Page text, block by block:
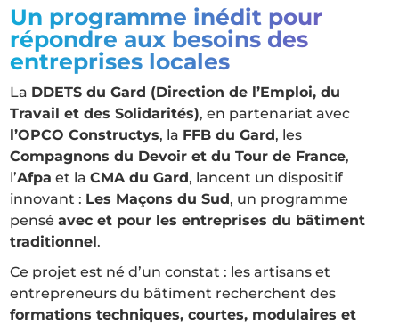
Un programme inédit pour
répondre aux besoins des
entreprises locales
La DDETS du Gard (Direction de l’Emploi, du
Travail et des Solidarités), en partenariat avec
l’OPCO Constructys, la FFB du Gard, les
Compagnons du Devoir et du Tour de France,
l’Afpa et laCMA du Gard, lancent un dispositif
innovant : Les Maçons du Sud, un programme
penséavec et pour les entreprises du bâtiment
traditionnel.
Ce projet est né d’un constat : les artisans et
entrepreneurs du bâtiment recherchent des
formations techniques, courtes, modulaires et